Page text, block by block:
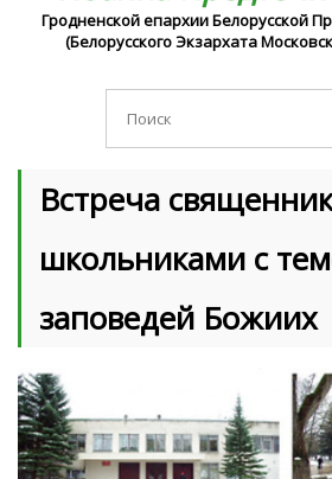
Гродненской епархии Белорусской
(Белорусского Экзархата
Встреча
школьниками с
заповедей Божиих